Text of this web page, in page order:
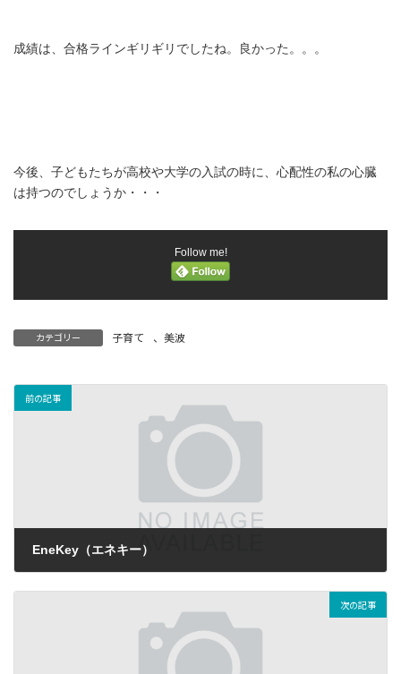
成績は、合格ラインギリギリでしたね。良かった。。。
今後、子どもたちが高校や大学の入試の時に、心配性の私の心臓
は持つのでしょうか・・・
Follow me!
カテゴリー 子育て 、 美波
前の記事
EneKey（エネキー）
次の記事